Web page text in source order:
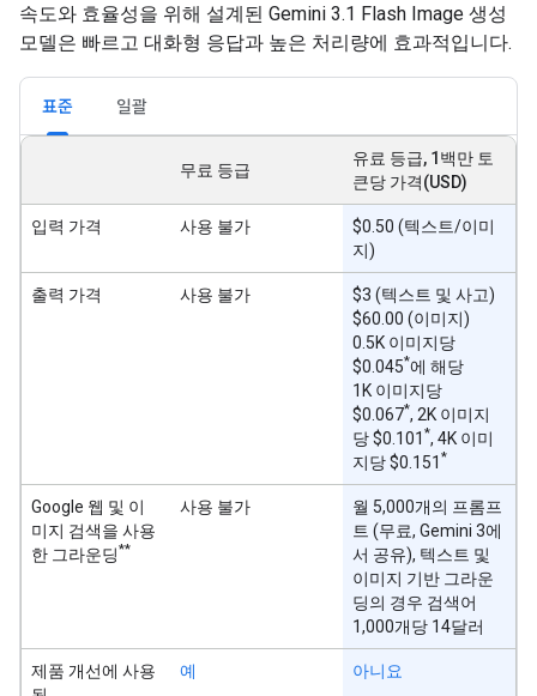
속도와 효율성을 위해 설계된 Gemini 3.1 Flash Image 생성
모델은 빠르고 대화형 응답과 높은 처리량에 효과적입니다.
표준 일괄
무료 등급
유료 등급, 1백만 토
큰당 가격(USD)
입력 가격 사용 불가
$0.50 (텍스트/이미
지)
출력 가격 사용 불가
$3 (텍스트 및 사고)
$60.00 (이미지)
0.5K 이미지당
$0.045*에 해당
1K 이미지당
$0.067*, 2K 이미지
당 $0.101 *, 4K 이미
지당 $0.151 *
Google 웹 및 이
미지 검색을 사용
한 그라운딩**
사용 불가
월 5,000개의 프롬프
트 (무료, Gemini 3에
서 공유), 텍스트 및
이미지 기반 그라운
딩의 경우 검색어
1,000개당 14달러
제품 개선에 사용
예 아니요